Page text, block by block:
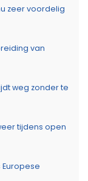
zeer voordelig
van
weg zonder te
tijdens open